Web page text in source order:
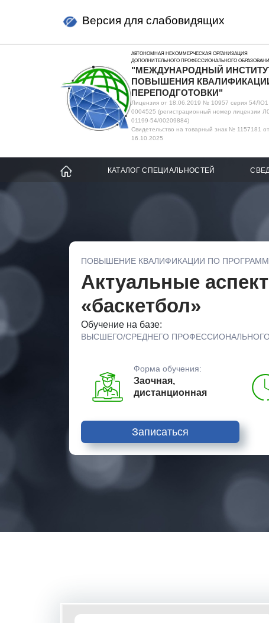
Версия для слабовидящих
АВТОНОМНАЯ НЕКОММЕРЧЕСКАЯ ОРГАНИЗАЦИЯ
ДОПОЛНИТЕЛЬНОГО ПРОФЕССИОНАЛЬНОГО
"МЕЖДУНАРОДНЫЙ
ПОВЫШЕНИЯ
ПЕРЕПОДГОТОВКИ"
Лицензия от 18.06.2019 № 10957 серия
0004525 (регистрационный номер лицензии
01199-54/00209884)
Свидетельство на товарный знак № 1157181 от
16.10.2025
КАТАЛОГ СПЕЦИАЛЬНОСТЕЙ
ПОВЫШЕНИЕ КВАЛИФИКАЦИИ ПО
Актуальные
«баскетбол»
Обучение на базе:
ВЫСШЕГО/СРЕДНЕГО
Форма обучения:
Заочная,
дистанционная
Записаться